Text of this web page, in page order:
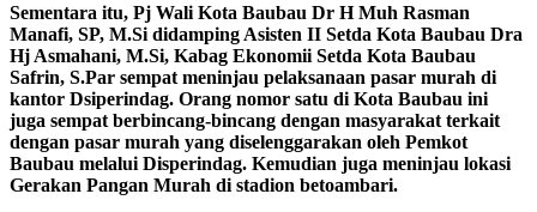
Sementara itu, Pj Wali Kota Baubau Dr H Muh Rasman
Manafi, SP, M.Si didamping Asisten II Setda Kota Baubau Dra
Hj Asmahani, M.Si, Kabag Ekonomii Setda Kota Baubau
Safrin, S.Par sempat meninjau pelaksanaan pasar murah di
kantor Dsiperindag. Orang nomor satu di Kota Baubau ini
juga sempat berbincang-bincang dengan masyarakat terkait
dengan pasar murah yang diselenggarakan oleh Pemkot
Baubau melalui Disperindag. Kemudian juga meninjau lokasi
Gerakan Pangan Murah di stadion betoambari.